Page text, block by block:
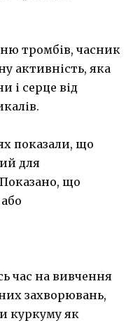
тромбів, часник
активність, яка
і серце від
показали, що
для
що
час на вивчення
захворювань,
куркуму як